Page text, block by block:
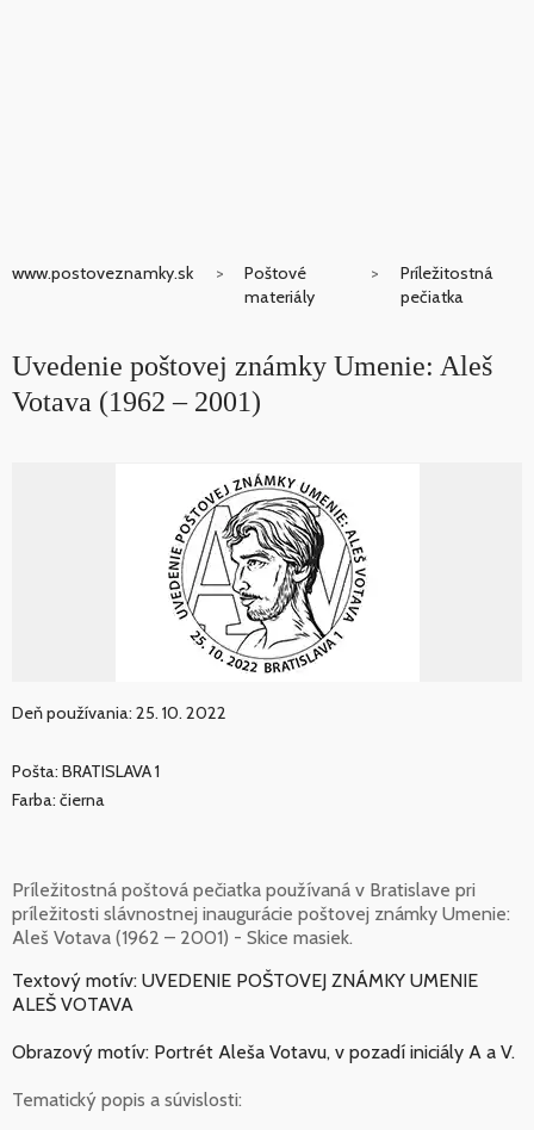
www.postoveznamky.sk
Poštové
materiály
Príležitostná
pečiatka
Uvedenie poštovej známky Umenie: Aleš
Votava (1962 – 2001)
Deň používania: 25. 10. 2022
Pošta: BRATISLAVA 1
Farba: čierna
Príležitostná poštová pečiatka používaná v Bratislave pri
príležitosti slávnostnej inaugurácie poštovej známky Umenie:
Aleš Votava (1962 – 2001) - Skice masiek.
Textový motív: UVEDENIE POŠTOVEJ ZNÁMKY UMENIE
ALEŠ VOTAVA
Obrazový motív: Portrét Aleša Votavu, v pozadí iniciály A a V.
Tematický popis a súvislosti: